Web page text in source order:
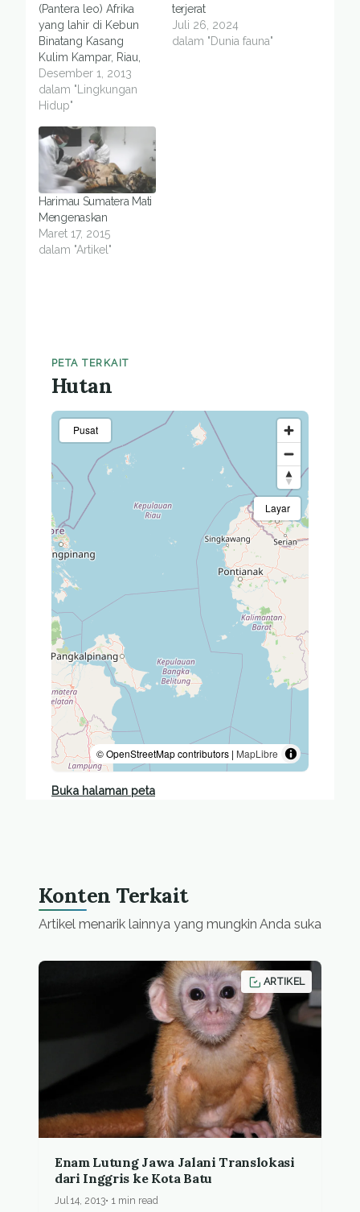
(Pantera leo) Afrika
yang lahir di Kebun
Binatang Kasang
Kulim Kampar, Riau,
Selasa, 24 November
2013, akhirnya mati.
Ketiganya mati pada
Seekor anak singa
berhasil bertahan
hidup selama 5 hari,
tapi sayang, anakan
yang tersisa juga tidak
terselamatkan.
Desember 1, 2013
dalam "Lingkungan
Hidup"
terjerat
Juli 26, 2024
dalam "Dunia fauna"
Harimau Sumatera Mati
Mengenaskan
Maret 17, 2015
dalam "Artikel"
PETA TERKAIT
Hutan
Pusat
Layar
© OpenStreetMap contributors | MapLibre
Buka halaman peta
Konten Terkait
Artikel menarik lainnya yang mungkin Anda suka
ARTIKEL
Enam Lutung Jawa Jalani Translokasi
dari Inggris ke Kota Batu
Jul 14, 2013 1 min read